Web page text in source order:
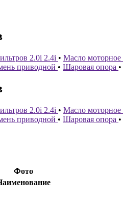
2.0i 2.4i • Масло моторное
приводной • Шаровая опора •
2.0i 2.4i • Масло моторное
приводной • Шаровая опора •
Фото